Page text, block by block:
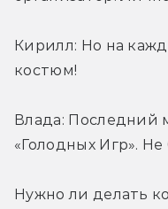
Кирилл: Но на
костюм!
Влада: Последний
«Голодных Игр». Не
Нужно ли делать